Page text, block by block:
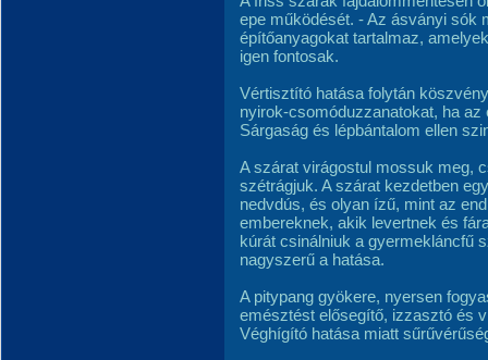
epe működését. - Az ásványi sók
építőanyagokat tartalmaz,
igen fonto­sak.
Vértisztító hatása folytán
nyirok-cso­móduzzanatokat, ha
Sárgaság és lépbántalom ellen
A szárat virágostul mossuk meg,
szétrágjuk. A szárat kezdetben
nedvdús, és olyan ízű, mint az
embereknek, akik levertnek és
kúrát csinálniuk a gyermekláncfű
nagyszerű a hatása.
A pitypang gyökere, nyersen
emésztést elősegítő, izzasztó és
Véghígító hatása miatt